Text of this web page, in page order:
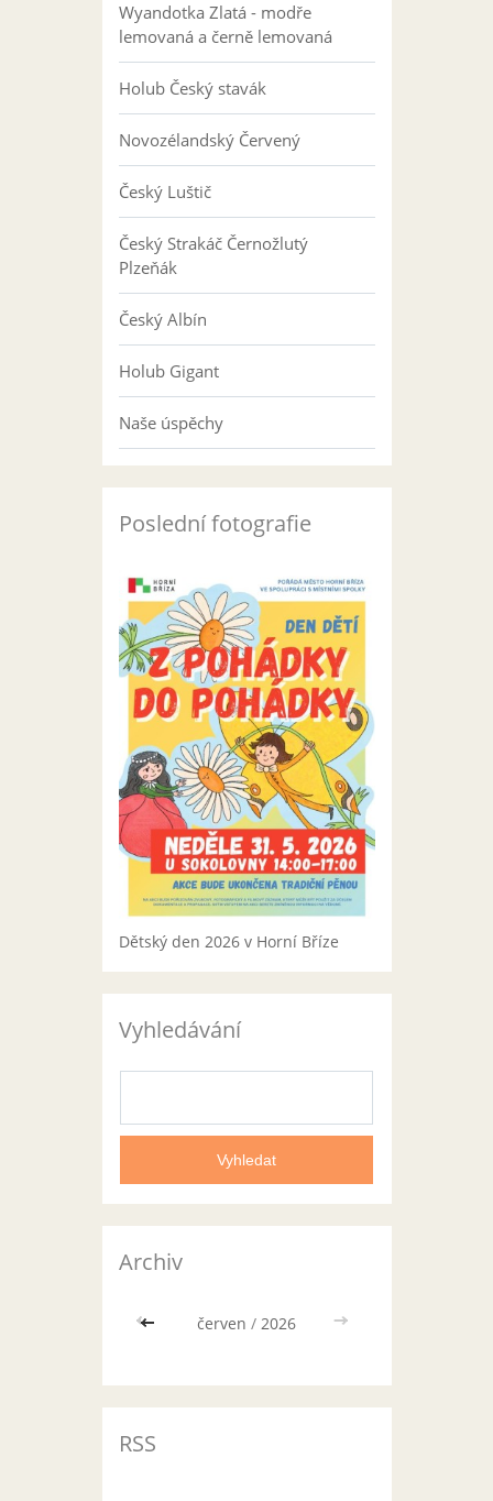
Wyandotka Zlatá - modře
lemovaná a černě lemovaná
Holub Český stavák
Novozélandský Červený
Český Luštič
Český Strakáč Černožlutý
Plzeňák
Český Albín
Holub Gigant
Naše úspěchy
Poslední fotografie
Dětský den 2026 v Horní Bříze
Vyhledávání
Archiv
<< červen / 2026 >>
RSS